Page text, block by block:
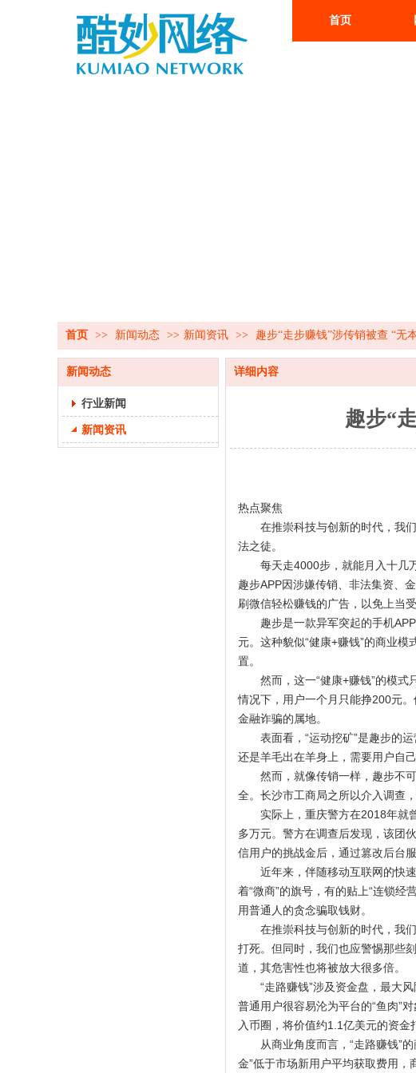
首页
首页 >> 新闻动态 >> 新闻资讯 >> 趣步“走步赚钱”涉传销被查 “无
新闻动态
行业新闻
新闻资讯
详细内容
趣步“
热点聚焦
在推崇科技与创新的时代，我们
法之徒。
每天走4000步，就能月入十几万
趣步APP因涉嫌传销、非法集资、
刷微信轻松赚钱的广告，以免上当受
趣步是一款异军突起的手机APP
元。这种貌似“健康+赚钱”的商业
置。
然而，这一“健康+赚钱”的模式
情况下，用户一个月只能挣200元
金融诈骗的属地。
表面看，“运动挖矿”是趣步的运
还是羊毛出在羊身上，需要用户自
然而，就像传销一样，趣步不可
全。长沙市工商局之所以介入调查
实际上，重庆警方在2018年就曾
多万元。警方在调查后发现，该团
信用户的挑战金后，通过篡改后台
近年来，伴随移动互联网的快速
着“微商”的旗号，有的贴上“连锁经
用普通人的贪念骗取钱财。
在推崇科技与创新的时代，我们
打死。但同时，我们也应警惕那些
道，其危害性也将被放大很多倍。
“走路赚钱”涉及资金盘，最大风
普通用户很容易沦为平台的“鱼肉”
入币圈，将价值约1.1亿美元的资
从商业角度而言，“走路赚钱”的
金”低于市场新用户平均获取费用